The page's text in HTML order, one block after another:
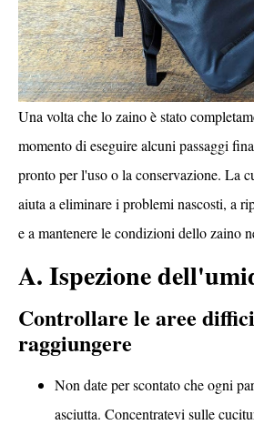
Una volta che lo zaino è stato
momento di eseguire alcuni passaggi
pronto per l'uso o la conservazione. La
aiuta a eliminare i problemi nascosti, a
e a mantenere le condizioni dello zaino
A. Ispezione
Controllare le aree
raggiungere
Non date per scontato che ogni
asciutta. Concentratevi sulle